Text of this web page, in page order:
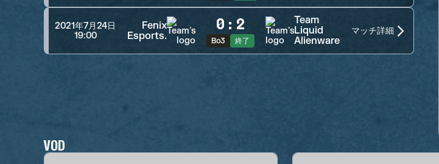
2021年7月24日
19:00
Fenix
Esports.
0 : 2
Bo3 終了
Team
Liquid
Alienware
マッチ詳細
VOD